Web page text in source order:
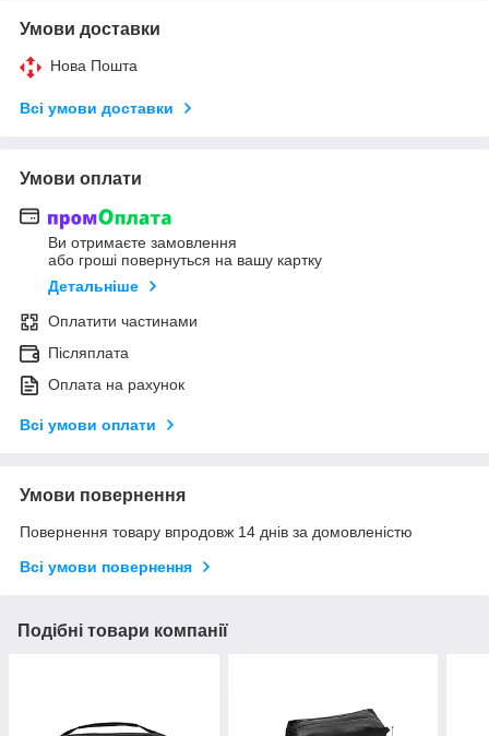
Умови доставки
Нова Пошта
Всі умови доставки
Умови оплати
Ви отримаєте замовлення
або гроші повернуться на вашу картку
Детальніше
Оплатити частинами
Післяплата
Оплата на рахунок
Всі умови оплати
Умови повернення
Повернення товару впродовж 14 днів за домовленістю
Всі умови повернення
Подібні товари компанії